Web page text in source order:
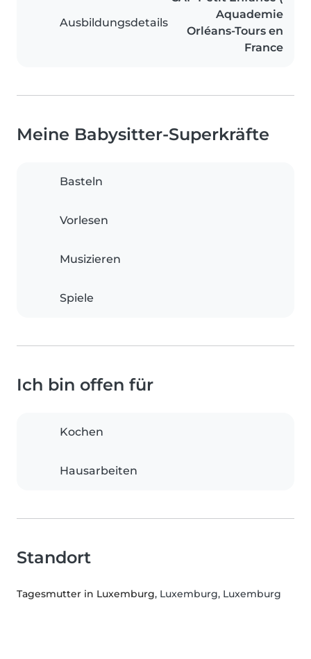
Ausbildungsdetails
Aquademie
Orléans-Tours en
France
Meine Babysitter-Superkräfte
Basteln
Vorlesen
Musizieren
Spiele
Ich bin offen für
Kochen
Hausarbeiten
Standort
Tagesmutter in Luxemburg, Luxemburg, Luxemburg